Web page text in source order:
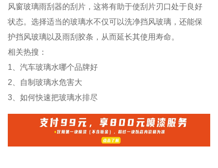
风窗玻璃雨刮器的刮片，这将有助于使刮片刃口处于良好
状态。选择适当的玻璃水不仅可以洗净挡风玻璃，还能保
护挡风玻璃以及雨刮胶条，从而延长其使用寿命。
相关热搜：
1、汽车玻璃水哪个品牌好
2、自制玻璃水危害大
3、如何快速把玻璃水排尽